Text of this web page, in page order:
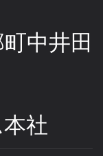
中井田
社